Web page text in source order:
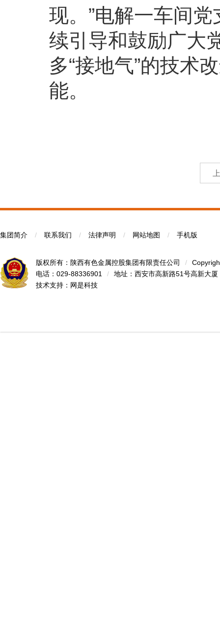
现。”电解一车间
续引导和鼓励广大
多“接地气”的技术
能。
集团简介 / 联系我们 / 法律声明 / 网站地图 / 手机版
版权所有：陕西有色金属控股集团有限责任公司 /
电话：029-88336901
/
地址：西安市高新路51号高新大厦
技术支持： 网是科技